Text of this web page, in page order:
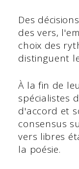
Des
des vers,
choix des
distinguent
À la fin de
spécialistes
d'accord et
consensus
vers libres
la poésie.